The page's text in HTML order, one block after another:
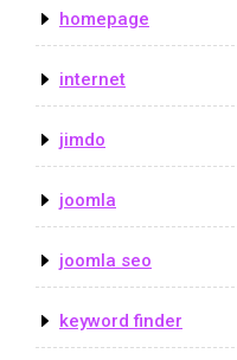
homepage
internet
jimdo
joomla
joomla seo
keyword finder